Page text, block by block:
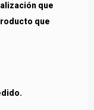
que
que